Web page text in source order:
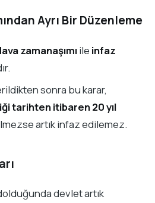
Ayrı Bir Düzenleme
zamanaşımıile infaz
sonra bu karar,
tarihten itibaren 20 yıl
artık infaz edilemez.
devlet artık